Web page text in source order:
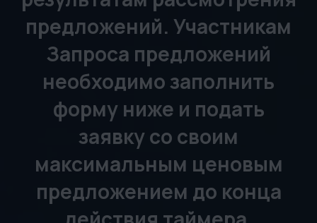
утверждении сделки
принимает собственник;
Все поданные ценовые
предложения
рассматриваются и
согласовываются с
собственником в
индивидуальном порядке;
Результаты будут
опубликованы на данной
странице в течение 14
Каждый участник вправе
подать только одно